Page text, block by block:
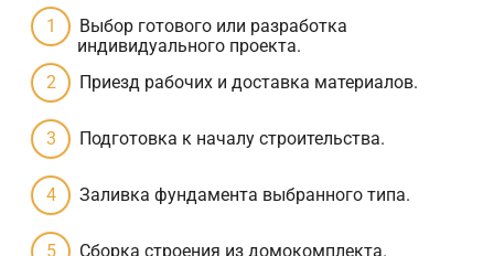
Выбор готового или разработка
индивидуального проекта.
Приезд рабочих и доставка материалов.
Подготовка к началу строительства.
Заливка фундамента выбранного типа.
Сборка строения из домокомплекта.